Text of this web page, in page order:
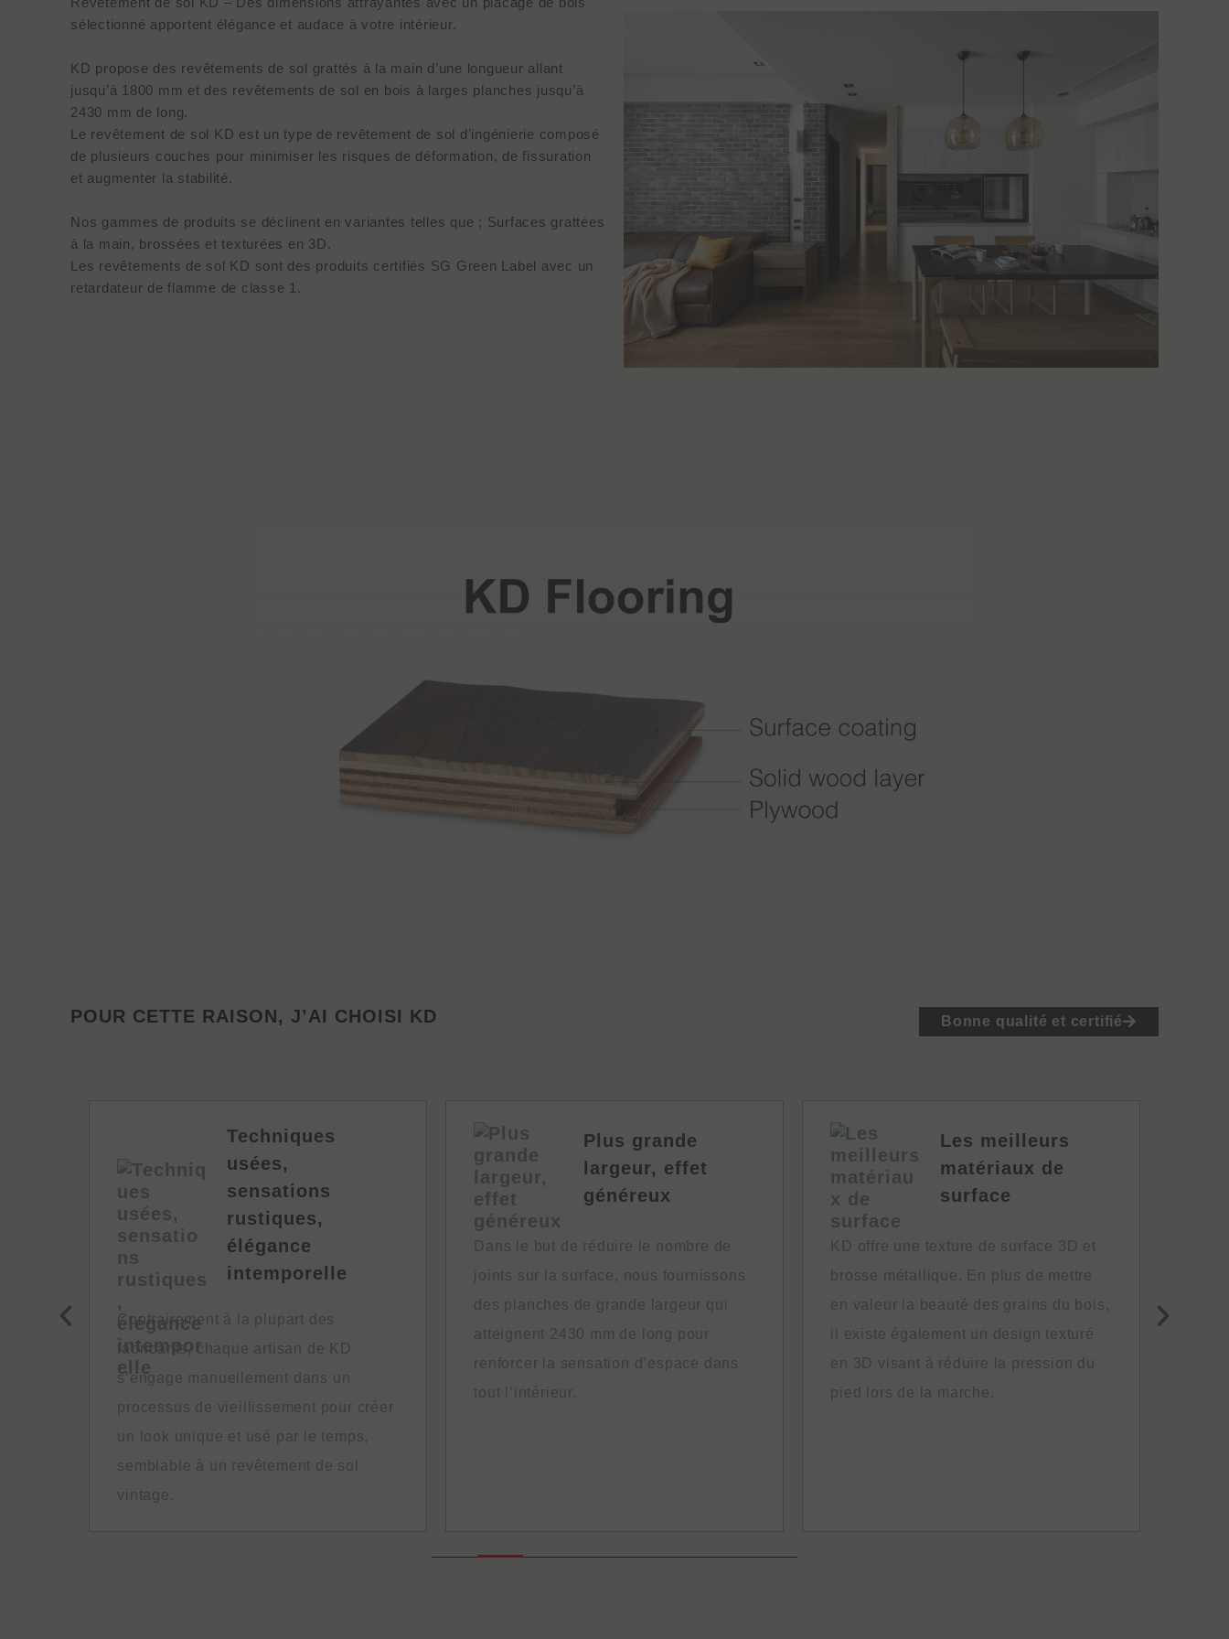
sélectionné apportent élégance et audace à votre intérieur.
KD propose des revêtements de sol grattés à la main d’une longueur allant
jusqu’à 1800 mm et des revêtements de sol en bois à larges planches jusqu’à
2430 mm de long.
Le revêtement de sol KD est un type de revêtement de sol d’ingénierie composé
de plusieurs couches pour minimiser les risques de déformation, de fissuration
et augmenter la stabilité.
Nos gammes de produits se déclinent en variantes telles que ; Surfaces grattées
à la main, brossées et texturées en 3D.
Les revêtements de sol KD sont des produits certifiés SG Green Label avec un
retardateur de flamme de classe 1.
POUR CETTE RAISON, J’AI CHOISI KD Bonne qualité et certifié
Techniques
usées,
sensations
rustiques,
élégance
intemporelle
Contrairement à la plupart des
fabricants, chaque artisan de KD
s’engage manuellement dans un
processus de vieillissement pour créer
un look unique et usé par le temps,
semblable à un revêtement de sol
vintage.
Plus grande
largeur, effet
généreux
Dans le but de réduire le nombre de
joints sur la surface, nous fournissons
des planches de grande largeur qui
atteignent 2430 mm de long pour
renforcer la sensation d’espace dans
tout l’intérieur.
Les meilleurs
matériaux de
surface
KD offre une texture de surface 3D et
brosse métallique. En plus de mettre
en valeur la beauté des grains du bois,
il existe également un design texturé
en 3D visant à réduire la pression du
pied lors de la marche.